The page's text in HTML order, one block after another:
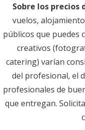
Sobre los precios
vuelos,
públicos que puedes
creativos
catering) varían
del profesional, el
profesionales de
que entregan.